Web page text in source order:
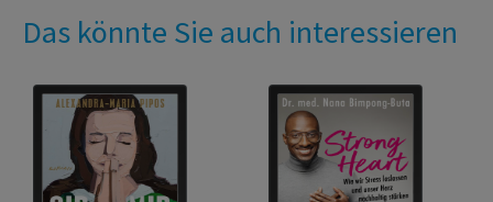
Das könnte Sie auch interessieren